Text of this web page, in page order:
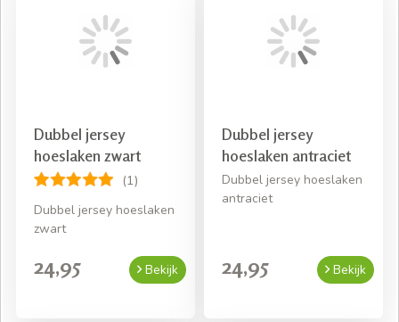
Dubbel jersey
hoeslaken zwart
(1)
Dubbel jersey hoeslaken
zwart
24,95 Bekijk
Dubbel jersey
hoeslaken antraciet
Dubbel jersey hoeslaken
antraciet
24,95 Bekijk